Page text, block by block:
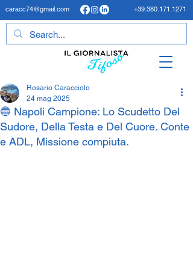
caracc74@gmail.com +39.380.171.1271
🔵 Napoli Campione: Lo Scudetto Del
Sudore, Della Testa e Del Cuore. Conte
e ADL, Missione compiuta.
Rosario Caracciolo
24 mag 2025